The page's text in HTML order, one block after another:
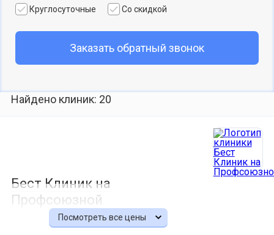
Круглосуточные Со скидкой
Заказать обратный звонок
Найдено клиник: 20
Бест Клиник на
Профсоюзной
Посмотреть все цены